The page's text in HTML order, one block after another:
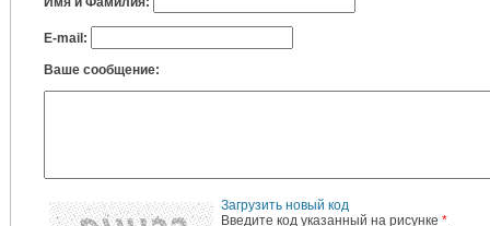
E-mail:
Ваше сообщение:
Загрузить новый код
Введите код указанный на рисунке *